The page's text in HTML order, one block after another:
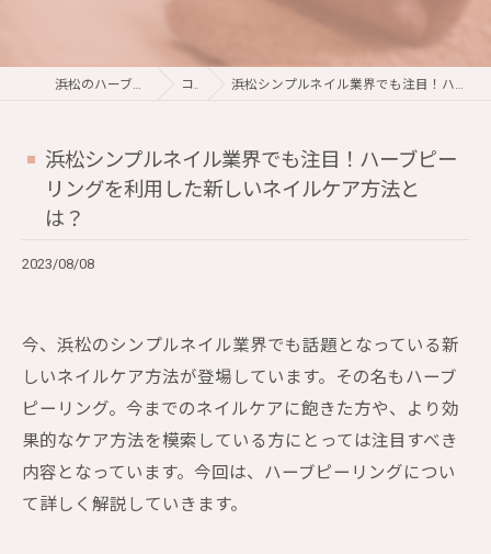
浜松のハーブピーリングならViMORE コラム 浜松シンプルネイル業界でも注目！ハーブピーリングを利用した新しいネイルケア方法とは？
浜松シンプルネイル業界でも注目！ハーブピー
リングを利用した新しいネイルケア方法と
は？
2023/08/08
今、浜松のシンプルネイル業界でも話題となっている新
しいネイルケア方法が登場しています。その名もハーブ
ピーリング。今までのネイルケアに飽きた方や、より効
果的なケア方法を模索している方にとっては注目すべき
内容となっています。今回は、ハーブピーリングについ
て詳しく解説していきます。